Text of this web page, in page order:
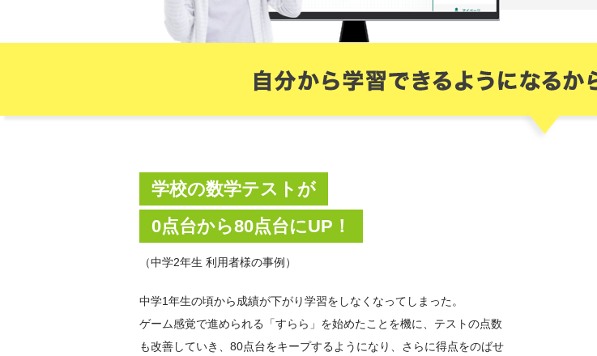
学校の数学テストが
0点台から80点台にUP！
（中学2年生 利用者様の事例）
中学1年生の頃から成績が下がり学習をしなくなってしまった。
ゲーム感覚で進められる「すらら」を始めたことを機に、テストの点数
も改善していき、80点台をキープするようになり、さらに得点をのばせ